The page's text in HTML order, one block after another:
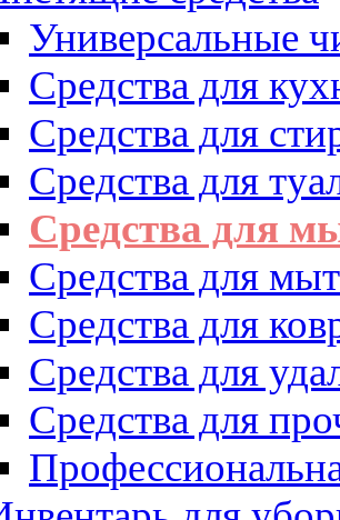
Универсальные
Средства для
Средства для
Средства для
Средства для
Средства для
Средства для
Средства для
Средства для